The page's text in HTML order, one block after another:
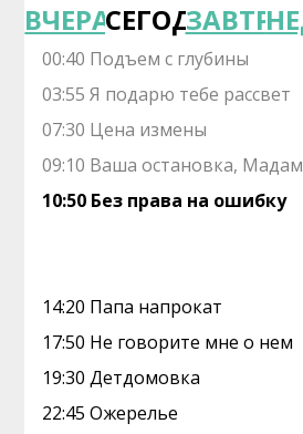
ВЧЕРАСЕГОДНЯЗАВТРА
00:40 Подъем с глубины
03:55 Я подарю тебе рассвет
07:30 Цена измены
09:10 Ваша остановка,
10:50 Без права на ошибку
14:20 Папа напрокат
17:50 Не говорите мне о нем
19:30 Детдомовка
22:45 Ожерелье